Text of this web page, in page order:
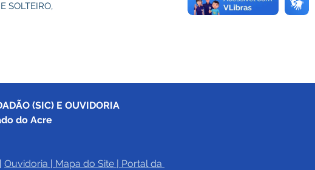
SOLTEIRO,
(SIC) E OUVIDORIA
do Acre
| Ouvidoria | Mapa do Site | Portal da